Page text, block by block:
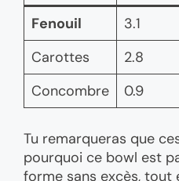
Fenouil 3.1
Carottes
2.8
Concombre
0.9
Tu remarqueras que
pourquoi ce bowl est
forme sans excès, tout